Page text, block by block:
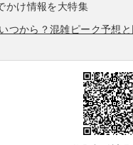
かけ情報を大特集
つから？混雑ピーク予想と